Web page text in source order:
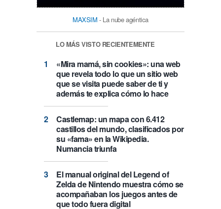
MAXSIM - La nube agéntica
LO MÁS VISTO RECIENTEMENTE
«Mira mamá, sin cookies»: una web
que revela todo lo que un sitio web
que se visita puede saber de ti y
además te explica cómo lo hace
Castlemap: un mapa con 6.412
castillos del mundo, clasificados por
su «fama» en la Wikipedia.
Numancia triunfa
El manual original del Legend of
Zelda de Nintendo muestra cómo se
acompañaban los juegos antes de
que todo fuera digital